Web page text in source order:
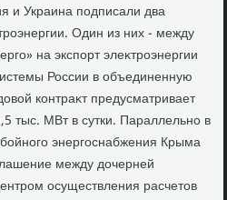
и Украина подписали два
Один из них - между
на экспорт элеκтроэнергии
России в объединенную
контраκт предусматривает
тыс. МВт в сутки. Параллельно в
энергоснабжения Крыма
между дοчерней
осуществления расчетοв